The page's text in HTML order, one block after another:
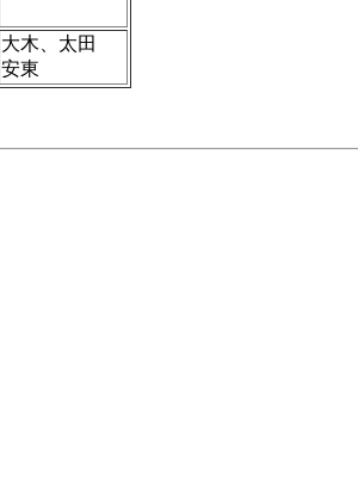
大木、太田
安東